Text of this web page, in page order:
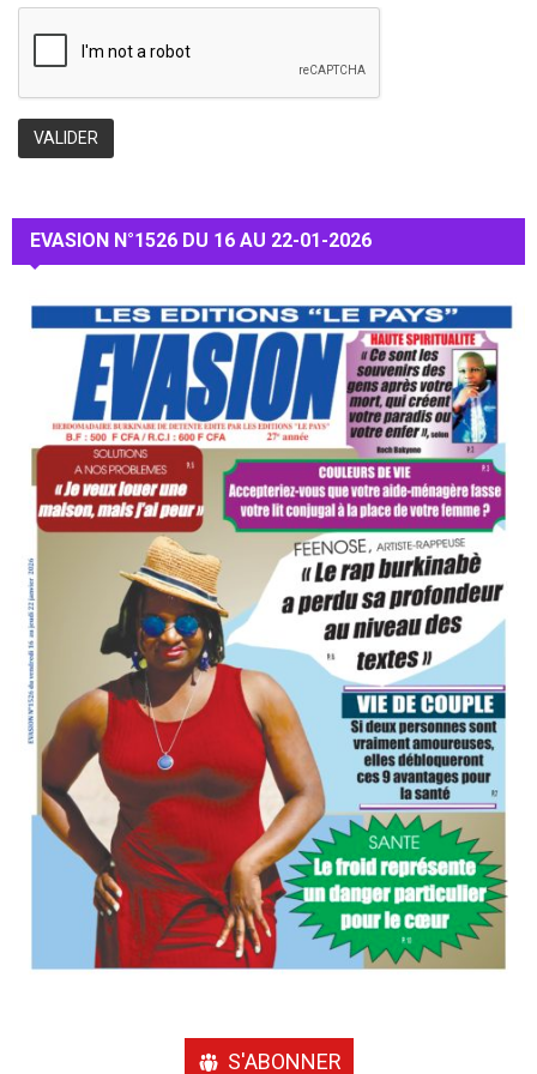
EVASION N°1526 DU 16 AU 22-01-2026
S'ABONNER